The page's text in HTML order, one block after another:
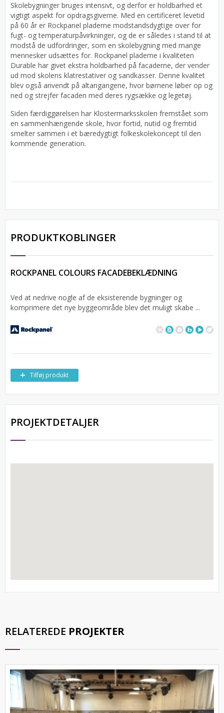
Skolebygninger bruges intensivt, og derfor er holdbarhed et
vigtigt aspekt for opdragsgiverne. Med en certificeret levetid
på 60 år er Rockpanel pladerne modstandsdygtige over for
fugt- og temperaturpåvirkninger, og de er således i stand til at
modstå de udfordringer, som en skolebygning med mange
mennesker udsættes for. Rockpanel pladerne i kvaliteten
Durable har givet ekstra holdbarhed på facaderne, der vender
ud mod skolens klatrestativer og sandkasser. Denne kvalitet
blev også anvendt på altangangene, hvor børnene løber op og
ned og strejfer facaden med deres rygsække og legetøj.
Siden færdiggørelsen har Klostermarksskolen fremstået som
en sammenhængende skole, hvor fortid, nutid og fremtid
smelter sammen i et bæredygtigt folkeskolekoncept til den
kommende generation.
PRODUKTKOBLINGER
ROCKPANEL COLOURS FACADEBEKLÆDNING
Ved at nedrive nogle af de eksisterende bygninger og
komprimere det nye byggeområde blev det muligt skabe ...
Tilføj produkt
PROJEKTDETALJER
RELATEREDE PROJEKTER